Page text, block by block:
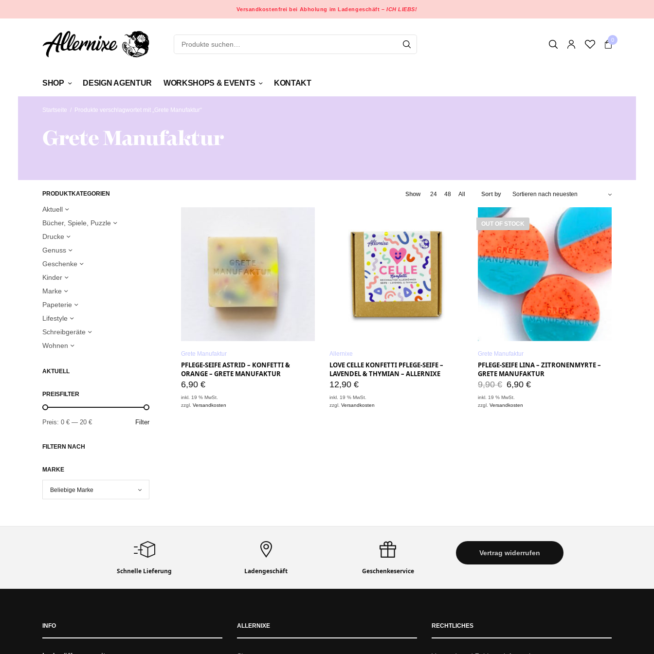
Versandkostenfrei bei Abholung im Ladengeschäft –ICH LIEBS!
0
SHOP DESIGN AGENTUR WORKSHOPS & EVENTS KONTAKT
Startseite / Produkte verschlagwortet mit „Grete Manufaktur“
Grete Manufaktur
PRODUKTKATEGORIEN
Aktuell
Bücher, Spiele, Puzzle
Drucke
Genuss
Geschenke
Kinder
Marke
Papeterie
Lifestyle
Schreibgeräte
Wohnen
AKTUELL
PREISFILTER
Filter
Preis: 0 € — 20 €
FILTERN NACH
MARKE
Show 24 48 All Sort by
Grete Manufaktur
PFLEGE-SEIFE ASTRID – KONFETTI &
ORANGE – GRETE MANUFAKTUR
6,90 €
inkl. 19 % MwSt.
zzgl.Versandkosten
Allernixe
LOVE CELLE KONFETTI PFLEGE-SEIFE –
LAVENDEL & THYMIAN – ALLERNIXE
12,90 €
inkl. 19 % MwSt.
zzgl. Versandkosten
OUT OF STOCK
Grete Manufaktur
PFLEGE-SEIFE LINA – ZITRONENMYRTE –
GRETE MANUFAKTUR
9,90€ 6,90 €
inkl. 19 % MwSt.
zzgl. Versandkosten
Schnelle Lieferung Ladengeschäft Geschenkeservice
Vertrag widerrufen
INFO ALLERNIXE RECHTLICHES